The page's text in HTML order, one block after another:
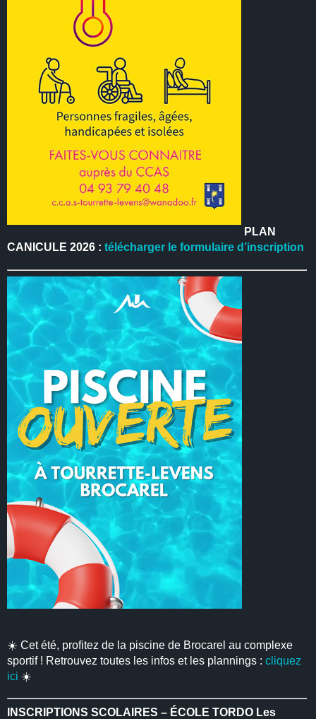
PLAN
CANICULE 2026 :télécharger le formulaire d’inscription
☀️ Cet été, profitez de la piscine de Brocarel au complexe
sportif ! Retrouvez toutes les infos et les plannings :cliquez
ici ☀️
INSCRIPTIONS SCOLAIRES – ÉCOLE TORDO Les